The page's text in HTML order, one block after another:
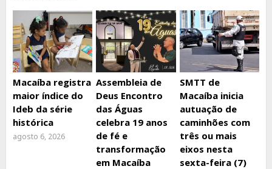
Macaíba registra
maior índice do
Ideb da série
histórica
agosto 6, 2026
Assembleia de
Deus Encontro
das Águas
celebra 19 anos
de fé e
transformação
em Macaíba
SMTT de
Macaíba inicia
autuação de
caminhões com
três ou mais
eixos nesta
sexta-feira (7)